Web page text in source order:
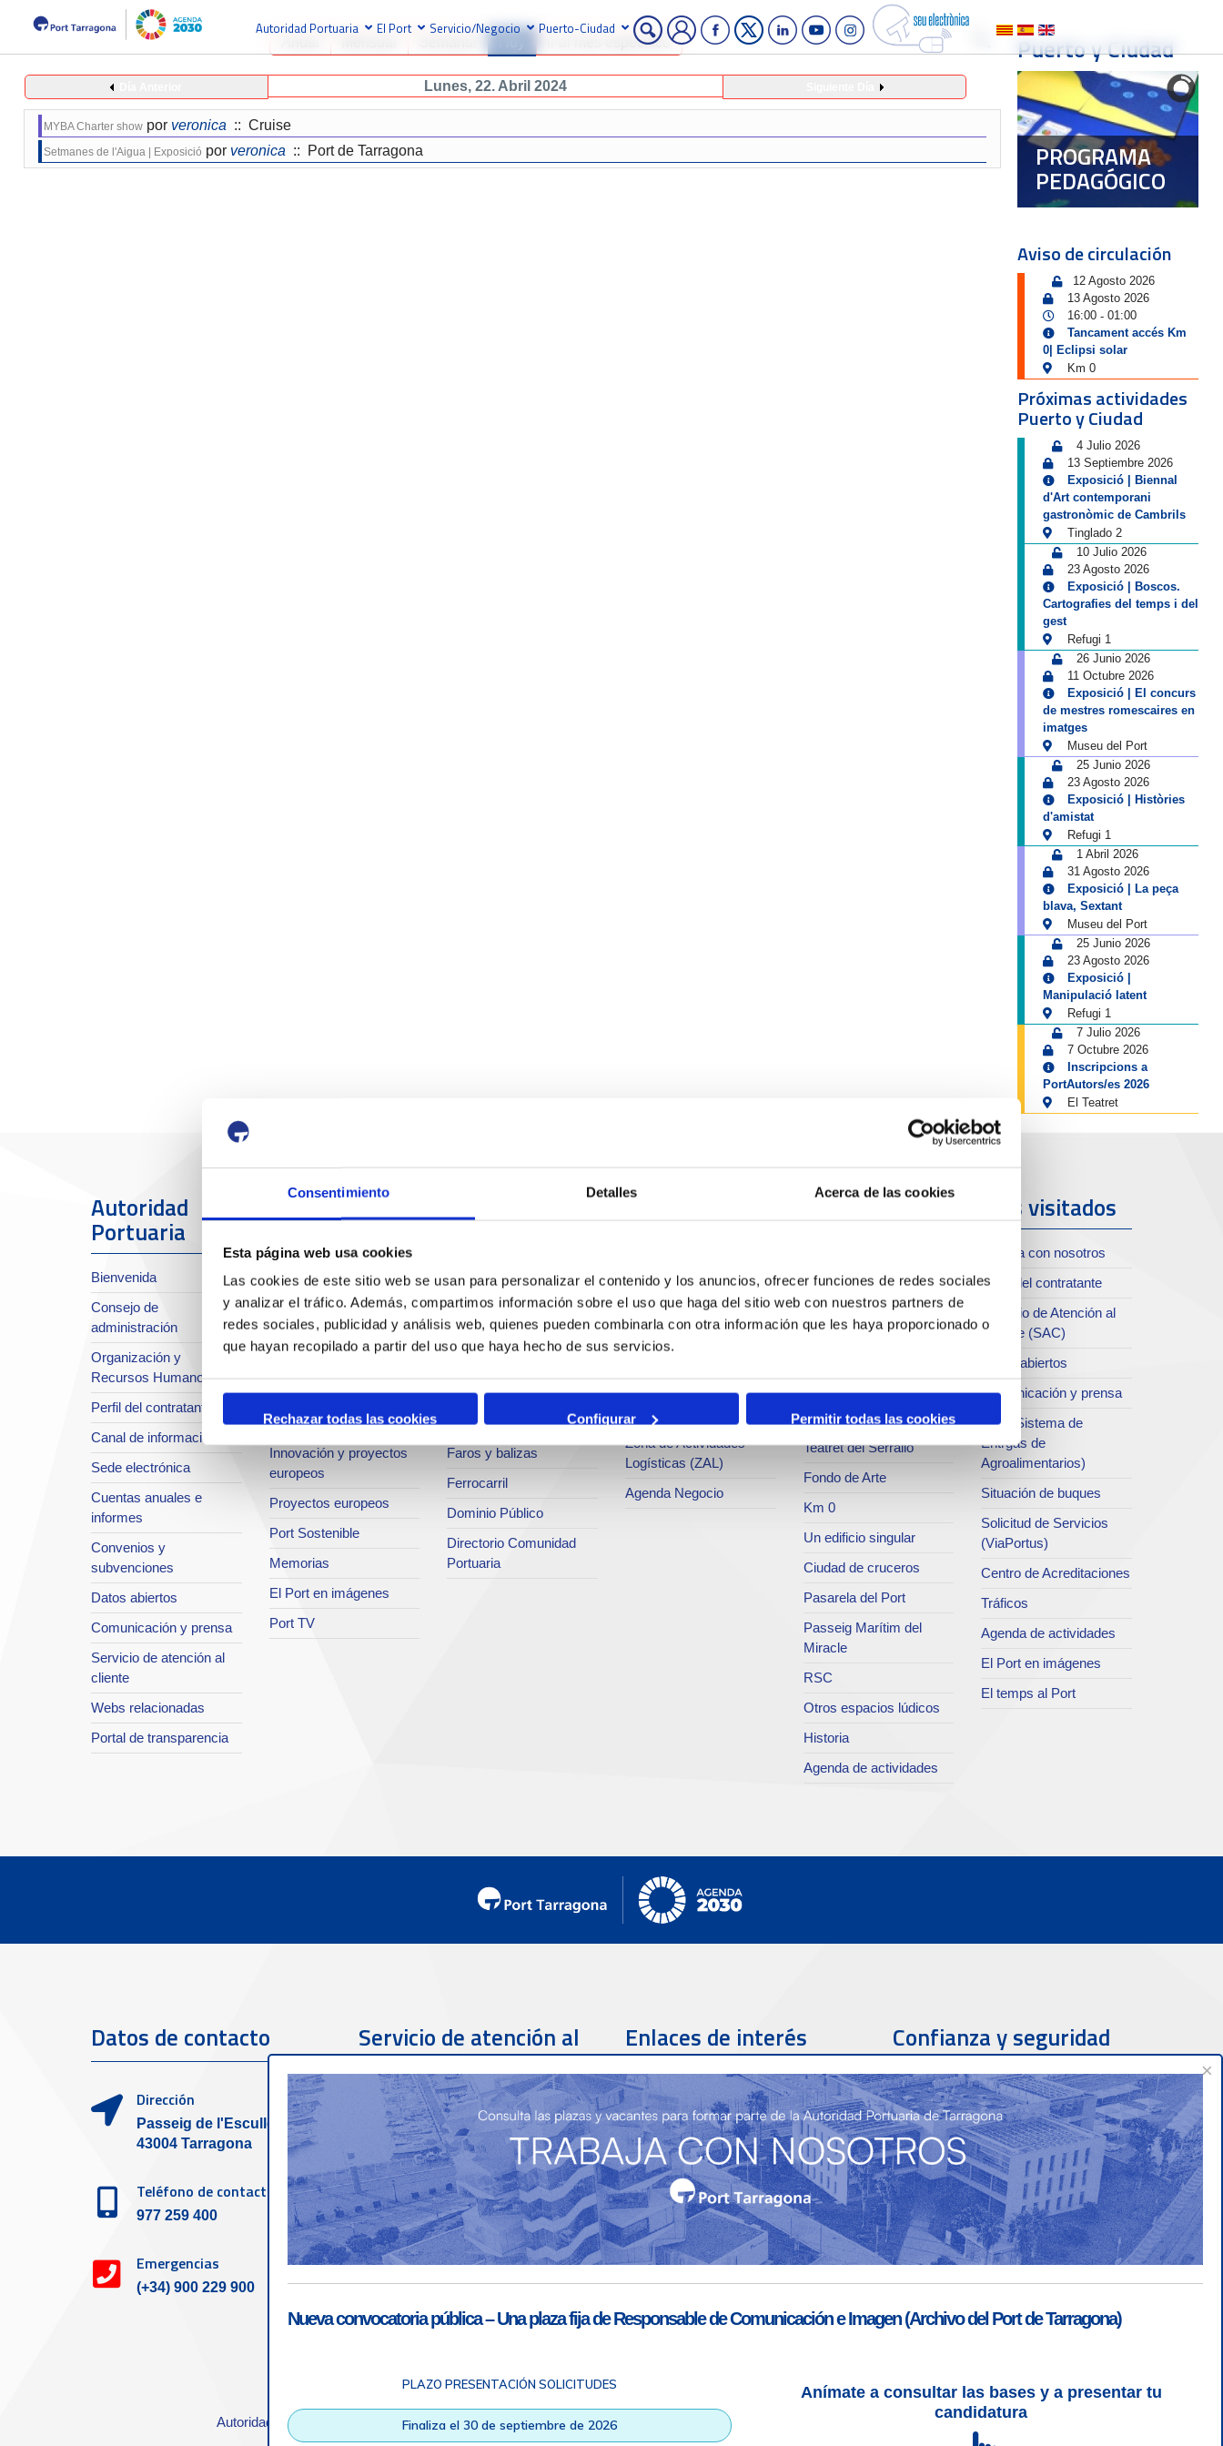
Consentimiento Detalles Acerca de las cookies
Esta página web usa cookies
Las cookies de este sitio web se usan para personalizar el contenido y los anuncios, ofrecer funciones de redes sociales
y analizar el tráfico. Además, compartimos información sobre el uso que haga del sitio web con nuestros partners de
redes sociales, publicidad y análisis web, quienes pueden combinarla con otra información que les haya proporcionado o
que hayan recopilado a partir del uso que haya hecho de sus servicios.
Rechazar todas las cookies Configurar Permitir todas las cookies
Autoridad Portuaria El Port Servicio/Negocio Puerto-Ciudad
Ir al mes específico
Lunes, 22. Abril 2024
MYBA Charter show por veronica :: Cruise
Setmanes de l'Aigua | Exposició por veronica :: Port de Tarragona
Puerto y Ciudad
PROGRAMA
PEDAGÓGICO
Aviso de circulación
12 Agosto 2026
13 Agosto 2026
16:00- 01:00
Tancament accés Km
0| Eclipsi solar
Km 0
Próximas actividades
Puerto y Ciudad
4 Julio 2026
13 Septiembre 2026
Exposició | Biennal
d'Art contemporani
gastronòmic de Cambrils
Tinglado 2
10 Julio 2026
23 Agosto 2026
Exposició | Boscos.
Cartografies del temps i del
gest
Refugi 1
26 Junio 2026
11 Octubre 2026
Exposició | El concurs
de mestres romescaires en
imatges
Museu del Port
25 Junio 2026
23 Agosto 2026
Exposició | Històries
d'amistat
Refugi 1
1 Abril 2026
31 Agosto 2026
Exposició | La peça
blava, Sextant
Museu del Port
25 Junio 2026
23 Agosto 2026
Exposició |
Manipulació latent
Refugi 1
7 Julio 2026
7 Octubre 2026
Inscripcions a
PortAutors/es 2026
El Teatret
Autoridad
Portuaria
Bienvenida
Consejo de
administración
Organización y
Recursos Humanos
Perfil del contratante
Canal de información
Sede electrónica
Cuentas anuales e
informes
Convenios y
subvenciones
Datos abiertos
Comunicación y prensa
Servicio de atención al
cliente
Webs relacionadas
Portal de transparencia
El Puerto
Sobre el Port
Situación y accesos
Planificación estratégica
Infraestructuras en
Seguridad Integral
Sistema de Calidad
Innovación y proyectos
europeos
Proyectos europeos
Port Sostenible
Memorias
El Port en imágenes
Port TV
Servicios
Bunkering
Servicios comerciales
Tarifas y tasas
Centro de Acreditaciones
Faros y balizas
Ferrocarril
Dominio Público
Directorio Comunidad
Portuaria
Negocio
Estadísticas
SEA - (Sistema de
entregas de
agroalimentarios)
Terminales
Intermodalidad
Zona de Actividades
Logísticas (ZAL)
Agenda Negocio
Puerto y
ciudad
Moll de Costa
Archivo del Port
Servicio de
Museo del Port
Teatret del Serrallo
Fondo de Arte
Km 0
Un edificio singular
Ciudad de cruceros
Pasarela del Port
Passeig Marítim del
Miracle
RSC
Otros espacios lúdicos
Historia
Agenda de actividades
Más visitados
Trabaja con nosotros
Perfil del contratante
Servicio de Atención al
Clliente (SAC)
Datos abiertos
Comunicación y prensa
SEA (Sistema de
Entrgas de
Agroalimentarios)
Situación de buques
Solicitud de Servicios
(ViaPortus)
Centro de Acreditaciones
Tráficos
Agenda de actividades
El Port en imágenes
El temps al Port
Datos de contacto
Dirección
Passeig de l'Escullera s/n,
43004 Tarragona
Teléfono de contacto
977 259 400
Emergencias
(+34) 900 229 900
Servicio de atención al
cliente
Teléfono de contacto
977 259 462
Email de contacto
sac@porttarragona.cat
Información SAC
Enlaces de interés
Partners
Confianza y seguridad
Accesibilidad| Nota legal| Info RGPD| Información de grabación telefónica |SGSI|Login
Autoridad Portuaria de Tarragona © Todos los derechos reservados | Diseño Web Responsive | HTML 5 | CSS 3 | WCAG 2 y WW3C
×
Nueva convocatoria pública – Una plaza fija de Responsable de Comunicación e Imagen (Archivo del Port de Tarragona)
PLAZO PRESENTACIÓN SOLICITUDES
Finaliza el 30 de septiembre de 2026
Anímate a consultar las bases y a presentar tu
candidatura